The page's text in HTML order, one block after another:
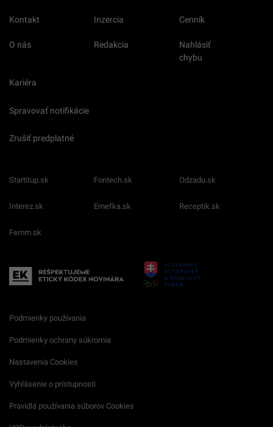
Kontakt Inzercia Cenník
O nás Redakcia
Nahlásiť
chybu
Kariéra
Spravovať notifikácie
Zrušiť predplatné
Startitup.sk Fontech.sk Odzadu.sk
Interez.sk Emefka.sk Receptik.sk
Femm.sk
Podmienky používania
Podmienky ochrany súkromia
Nastavenia Cookies
Vyhlásenie o prístupnosti
Pravidlá používania súborov Cookies